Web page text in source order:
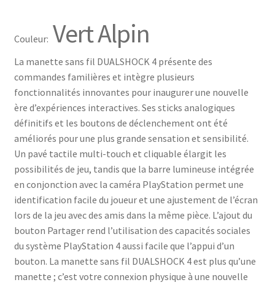
Couleur: Vert Alpin
La manette sans fil DUALSHOCK 4 présente des
commandes familières et intègre plusieurs
fonctionnalités innovantes pour inaugurer une nouvelle
ère d’expériences interactives. Ses sticks analogiques
définitifs et les boutons de déclenchement ont été
améliorés pour une plus grande sensation et sensibilité.
Un pavé tactile multi-touch et cliquable élargit les
possibilités de jeu, tandis que la barre lumineuse intégrée
en conjonction avec la caméra PlayStation permet une
identification facile du joueur et une ajustement de l’écran
lors de la jeu avec des amis dans la même pièce. L’ajout du
bouton Partager rend l’utilisation des capacités sociales
du système PlayStation 4 aussi facile que l’appui d’un
bouton. La manette sans fil DUALSHOCK 4 est plus qu’une
manette ; c’est votre connexion physique à une nouvelle